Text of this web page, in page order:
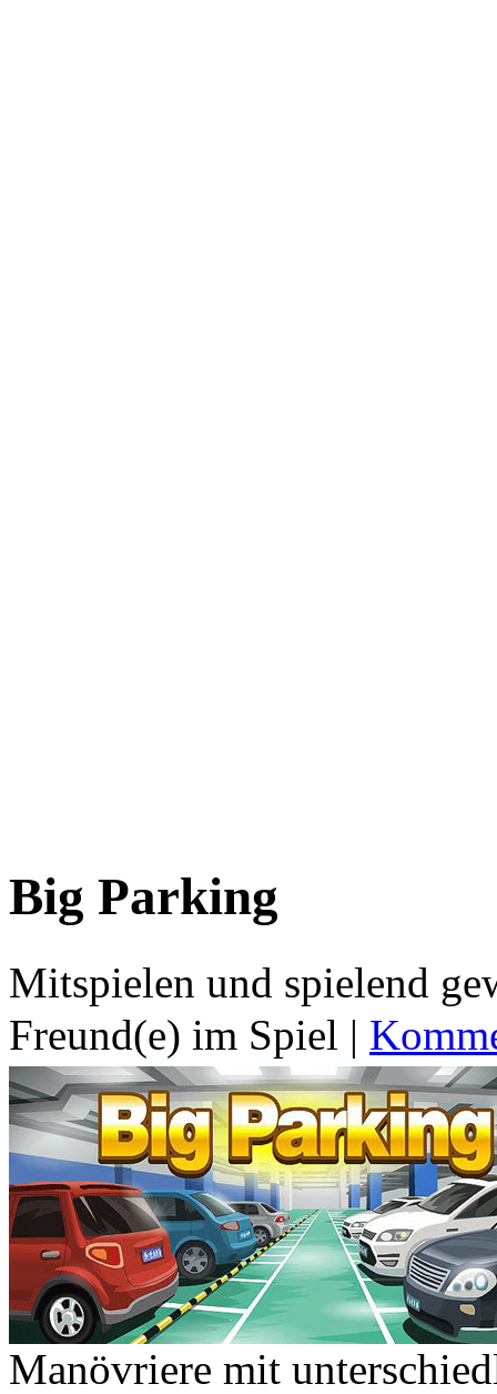
Big Parking
Mitspielen und spielend
Freund(e) im Spiel |
Manövriere mit